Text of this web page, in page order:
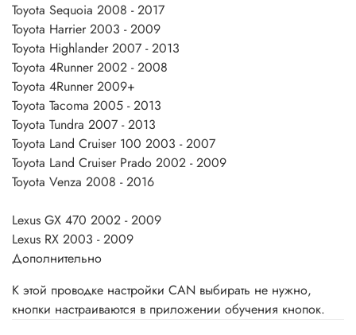
Toyota Sequoia 2008 - 2017
Toyota Harrier 2003 - 2009
Toyota Highlander 2007 - 2013
Toyota 4Runner 2002 - 2008
Toyota 4Runner 2009+
Toyota Tacoma 2005 - 2013
Toyota Tundra 2007 - 2013
Toyota Land Cruiser 100 2003 - 2007
Toyota Land Cruiser Prado 2002 - 2009
Toyota Venza 2008 - 2016
Lexus GX 470 2002 - 2009
Lexus RX 2003 - 2009
Дополнительно
К этой проводке настройки CAN выбирать не нужно,
кнопки настраиваются в приложении обучения кнопок.